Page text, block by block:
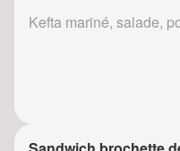
Kefta mariné, salade,